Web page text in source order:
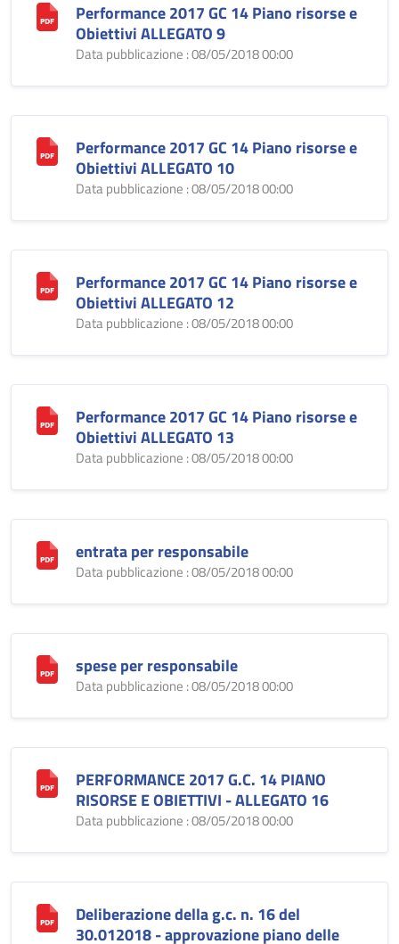
Performance 2017 GC 14 Piano risorse e
Obiettivi ALLEGATO 9
Data pubblicazione : 08/05/2018 00:00
Performance 2017 GC 14 Piano risorse e
Obiettivi ALLEGATO 10
Data pubblicazione : 08/05/2018 00:00
Performance 2017 GC 14 Piano risorse e
Obiettivi ALLEGATO 12
Data pubblicazione : 08/05/2018 00:00
Performance 2017 GC 14 Piano risorse e
Obiettivi ALLEGATO 13
Data pubblicazione : 08/05/2018 00:00
entrata per responsabile
Data pubblicazione : 08/05/2018 00:00
spese per responsabile
Data pubblicazione : 08/05/2018 00:00
PERFORMANCE 2017 G.C. 14 PIANO
RISORSE E OBIETTIVI - ALLEGATO 16
Data pubblicazione : 08/05/2018 00:00
Deliberazione della g.c. n. 16 del
30.012018 - approvazione piano delle